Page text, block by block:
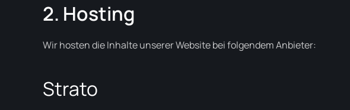
2. Hosting
Wir hosten die Inhalte unserer Website bei folgendem Anbieter:
Strato